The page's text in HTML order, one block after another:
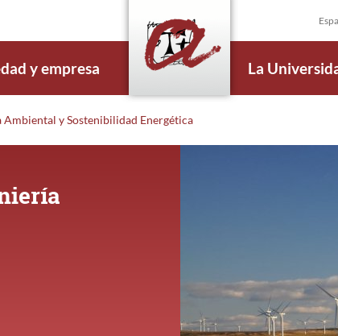
y empresa La
Ambiental y Sostenibilidad Energética